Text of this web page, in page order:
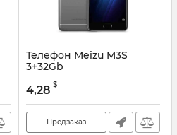
Телефон Meizu M3S
3+32Gb
4,28 $
Предзаказ